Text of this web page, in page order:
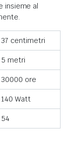
insieme al
37 centimetri
5 metri
30000 ore
140 Watt
54